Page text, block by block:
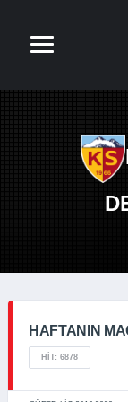
HAFTANIN
HIT: 6878